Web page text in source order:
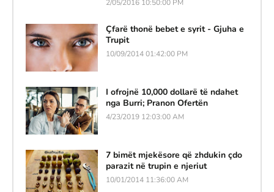
2/05/2016 10:50:00 PM
Çfarë thonë bebet e syrit - Gjuha e
Trupit
10/09/2014 01:42:00 PM
I ofrojnë 10,000 dollarë të ndahet
nga Burri; Pranon Ofertën
4/23/2019 12:03:00 AM
7 bimët mjekësore që zhdukin çdo
parazit në trupin e njeriut
10/01/2014 11:36:00 AM